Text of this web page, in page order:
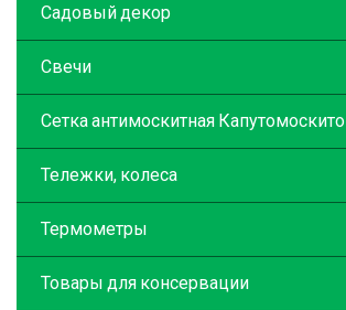
Садовый декор
Свечи
Сетка антимоскитная Капутомоскито
Тележки, колеса
Термометры
Товары для консервации